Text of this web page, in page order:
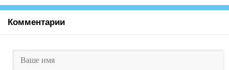
Комментарии